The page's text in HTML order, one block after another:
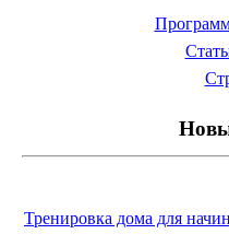
Тренировка дома для